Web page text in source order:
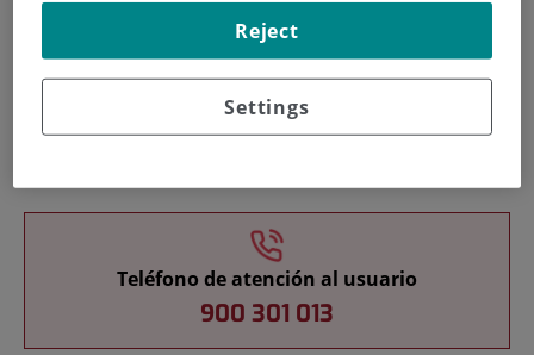
Teléfono de atención al usuario
900 301 013
Settings
Reject